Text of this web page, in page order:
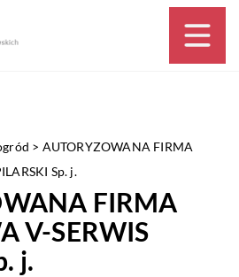
> AUTORYZOWANA FIRMA
Sp. j.
FIRMA
V-SERWIS
j.